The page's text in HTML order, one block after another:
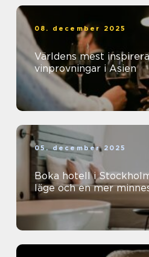
08. december 2025
Världens mest
vinprovningar i Asien
05. december 2025
Boka hotell i
läge och en mer